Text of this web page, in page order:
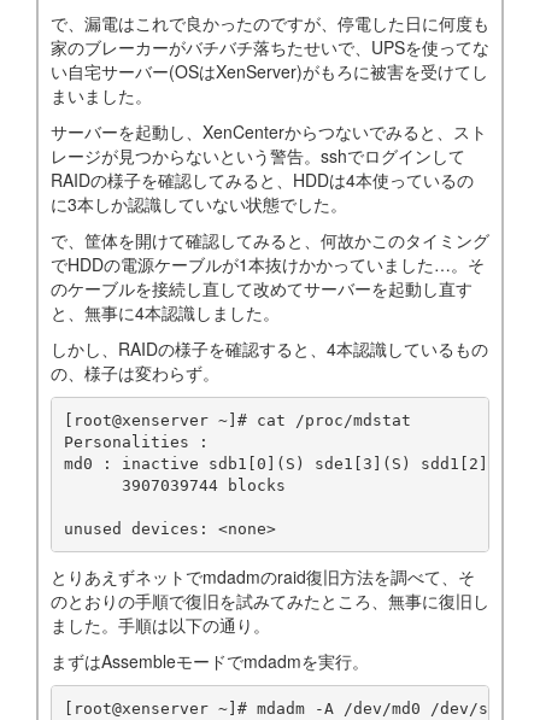
で、漏電はこれで良かったのですが、停電した日に何度も
家のブレーカーがバチバチ落ちたせいで、UPSを使ってな
い自宅サーバー(OSはXenServer)がもろに被害を受けてし
まいました。
サーバーを起動し、XenCenterからつないでみると、スト
レージが見つからないという警告。sshでログインして
RAIDの様子を確認してみると、HDDは4本使っているの
に3本しか認識していない状態でした。
で、筐体を開けて確認してみると、何故かこのタイミング
でHDDの電源ケーブルが1本抜けかかっていました…。そ
のケーブルを接続し直して改めてサーバーを起動し直す
と、無事に4本認識しました。
しかし、RAIDの様子を確認すると、4本認識しているもの
の、様子は変わらず。
[root@xenserver ~]# cat /proc/mdstat
Personalities :
md0 : inactive sdb1[0](S) sde1[3](S) sdd1[2](S)
      3907039744 blocks
unused devices: <none>
とりあえずネットでmdadmのraid復旧方法を調べて、そ
のとおりの手順で復旧を試みてみたところ、無事に復旧し
ました。手順は以下の通り。
まずはAssembleモードでmdadmを実行。
[root@xenserver ~]# mdadm -A /dev/md0 /dev/